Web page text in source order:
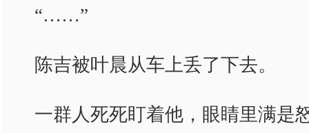
“……”
陈吉被叶晨从车上丢了下去。
一群人死死盯着他，眼睛里满是